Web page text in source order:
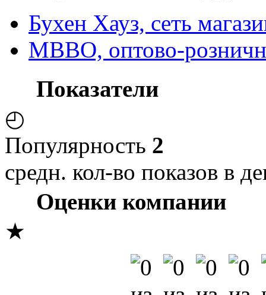
Бухен Хауз, сеть
MBBO, оптово-
Показатели
◴
Популярность 2
средн. кол-во показов в
Оценки компании
★